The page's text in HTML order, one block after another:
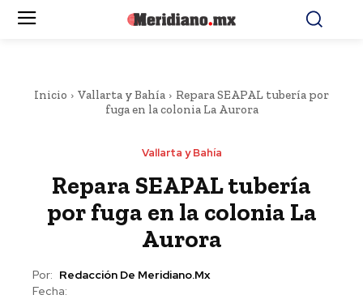
Inicio Vallarta y Bahía
Repara SEAPAL tubería por
fuga en la colonia La Aurora
Vallarta y Bahía
Repara SEAPAL tubería
por fuga en la colonia La
Aurora
Por: Redacción De Meridiano.mx
Fecha: